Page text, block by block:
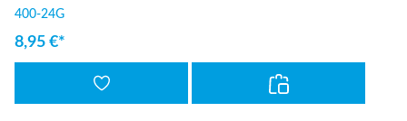
400-24G
8,95 €*